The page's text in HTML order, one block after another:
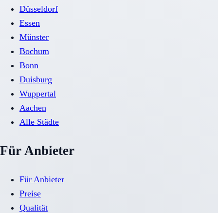
Düsseldorf
Essen
Münster
Bochum
Bonn
Duisburg
Wuppertal
Aachen
Alle Städte
Für Anbieter
Für Anbieter
Preise
Qualität